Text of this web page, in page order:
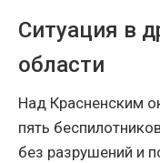
Ситуация в
области
Над Красненским
пять
без разрушений и